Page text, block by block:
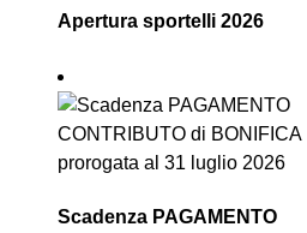
Apertura sportelli 2026
Scadenza PAGAMENTO